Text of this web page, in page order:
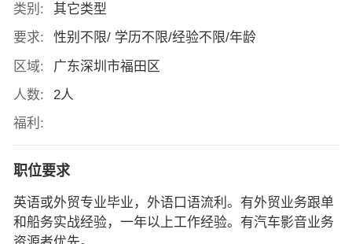
类别:
其它类型
要求:
性别不限/ 学历不限/经验不限/年龄
区域:
广东深圳市福田区
人数:
2人
福利:
职位要求
英语或外贸专业毕业，外语口语流利。有外贸业务跟单
和船务实战经验，一年以上工作经验。有汽车影音业务